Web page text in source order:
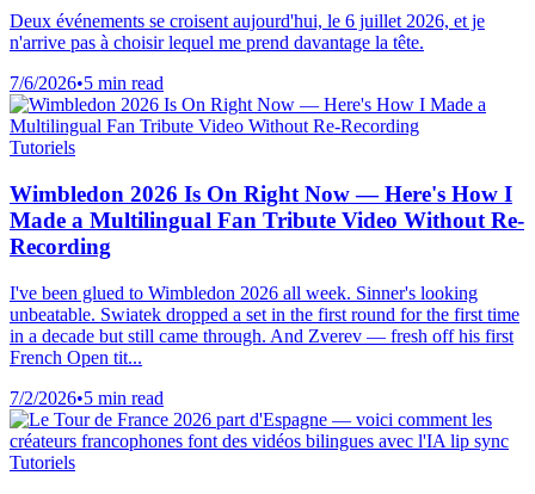
Deux événements se croisent aujourd'hui, le 6 juillet 2026, et je
n'arrive pas à choisir lequel me prend davantage la tête.
7/6/2026•5 min read
Tutoriels
Wimbledon 2026 Is On Right Now — Here's How I
Made a Multilingual Fan Tribute Video Without Re-
Recording
I've been glued to Wimbledon 2026 all week. Sinner's looking
unbeatable. Swiatek dropped a set in the first round for the first time
in a decade but still came through. And Zverev — fresh off his first
French Open tit...
7/2/2026•5 min read
Tutoriels